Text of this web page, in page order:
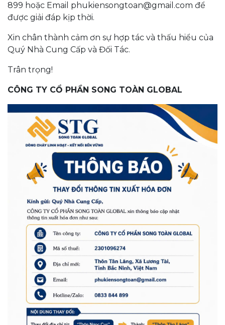
899 hoặc Email phukiensongtoan@gmail.com để
được giải đáp kịp thời.
Xin chân thành cảm ơn sự hợp tác và thấu hiểu của
Quý Nhà Cung Cấp và Đối Tác.
Trân trọng!
CÔNG TY CỔ PHẦN SONG TOÀN GLOBAL